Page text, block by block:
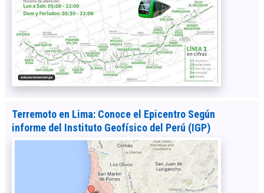
Terremoto en Lima: Conoce el Epicentro Según
informe del Instituto Geofísico del Perú (IGP)